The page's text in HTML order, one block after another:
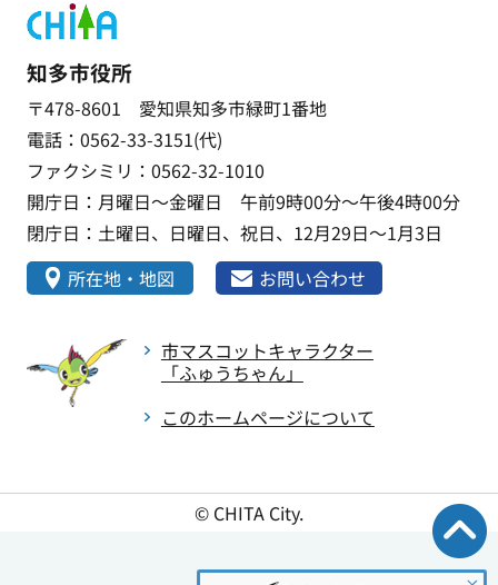
知多市役所
〒478-8601 愛知県知多市緑町1番地
電話：0562-33-3151(代)
ファクシミリ：0562-32-1010
開庁日：月曜日～金曜日 午前9時00分～午後4時00分
閉庁日：土曜日、日曜日、祝日、12月29日～1月3日
所在地・地図
お問い合わせ
市マスコットキャラクター
「ふゅうちゃん」
このホームページについて
© CHITA City.